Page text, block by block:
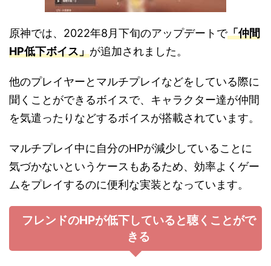
原神では、2022年8月下旬のアップデートで「仲間
HP低下ボイス」が追加されました。
他のプレイヤーとマルチプレイなどをしている際に
聞くことができるボイスで、キャラクター達が仲間
を気遣ったりなどするボイスが搭載されています。
マルチプレイ中に自分のHPが減少していることに
気づかないというケースもあるため、効率よくゲー
ムをプレイするのに便利な実装となっています。
フレンドのHPが低下していると聴くことがで
きる